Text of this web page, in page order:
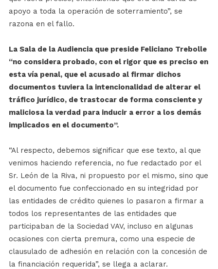
apoyo a toda la operación de soterramiento”, se
razona en el fallo.
La Sala de la Audiencia que preside Feliciano Trebolle
“no considera probado, con el rigor que es preciso en
esta vía penal, que el acusado al firmar dichos
documentos tuviera la intencionalidad de alterar el
tráfico jurídico, de trastocar de forma consciente y
maliciosa la verdad para inducir a error a los demás
implicados en el documento”.
“Al respecto, debemos significar que ese texto, al que
venimos haciendo referencia, no fue redactado por el
Sr. León de la Riva, ni propuesto por el mismo, sino que
el documento fue confeccionado en su integridad por
las entidades de crédito quienes lo pasaron a firmar a
todos los representantes de las entidades que
participaban de la Sociedad VAV, incluso en algunas
ocasiones con cierta premura, como una especie de
clausulado de adhesión en relación con la concesión de
la financiación requerida”, se llega a aclarar.